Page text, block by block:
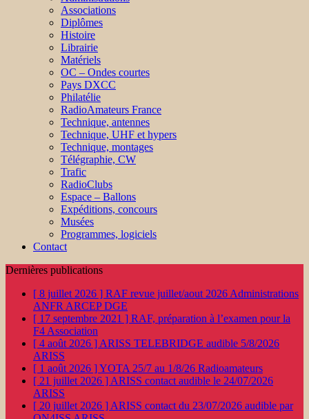
Associations
Diplômes
Histoire
Librairie
Matériels
OC – Ondes courtes
Pays DXCC
Philatélie
RadioAmateurs France
Technique, antennes
Technique, UHF et hypers
Technique, montages
Télégraphie, CW
Trafic
RadioClubs
Espace – Ballons
Expéditions, concours
Musées
Programmes, logiciels
Contact
Dernières publications
[ 8 juillet 2026 ] RAF revue juillet/aout 2026 Administrations
ANFR ARCEP DGE
[ 17 septembre 2021 ] RAF, préparation à l’examen pour la
F4 Association
[ 4 août 2026 ] ARISS TELEBRIDGE audible 5/8/2026
ARISS
[ 1 août 2026 ]YOTA 25/7 au 1/8/26 Radioamateurs
[ 21 juillet 2026 ] ARISS contact audible le 24/07/2026
ARISS
[ 20 juillet 2026 ] ARISS contact du 23/07/2026 audible par